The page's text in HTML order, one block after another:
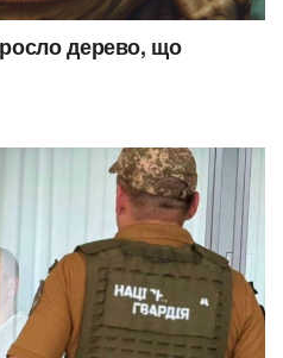
дерево, що